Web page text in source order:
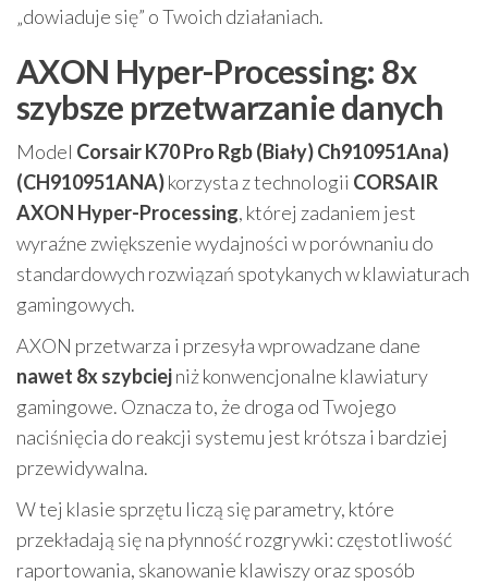
„dowiaduje się” o Twoich działaniach.
AXON Hyper-Processing: 8x
szybsze przetwarzanie danych
Model Corsair K70 Pro Rgb (Biały) Ch910951Ana)
(CH910951ANA)korzysta z technologii CORSAIR
AXON Hyper-Processing, której zadaniem jest
wyraźne zwiększenie wydajności w porównaniu do
standardowych rozwiązań spotykanych w klawiaturach
gamingowych.
AXON przetwarza i przesyła wprowadzane dane
nawet 8x szybciejniż konwencjonalne klawiatury
gamingowe. Oznacza to, że droga od Twojego
naciśnięcia do reakcji systemu jest krótsza i bardziej
przewidywalna.
W tej klasie sprzętu liczą się parametry, które
przekładają się na płynność rozgrywki: częstotliwość
raportowania, skanowanie klawiszy oraz sposób